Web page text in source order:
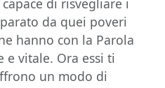
di risvegliare i
da quei poveri
hanno con la Parola
e vitale. Ora essi ti
un modo di